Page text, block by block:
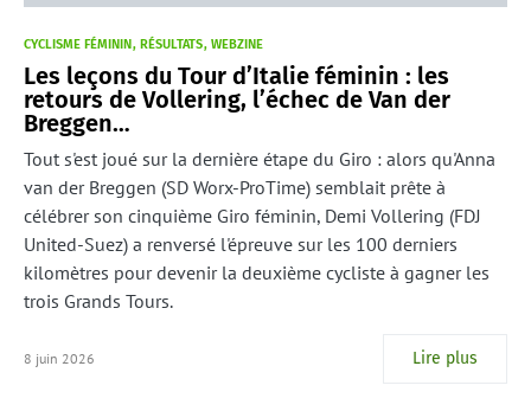
CYCLISME FÉMININ RÉSULTATS WEBZINE
Les leçons du Tour d’Italie féminin : les
retours de Vollering, l’échec de Van der
Breggen…
Tout s'est joué sur la dernière étape du Giro : alors qu'Anna
van der Breggen (SD Worx-ProTime) semblait prête à
célébrer son cinquième Giro féminin, Demi Vollering (FDJ
United-Suez) a renversé l'épreuve sur les 100 derniers
kilomètres pour devenir la deuxième cycliste à gagner les
trois Grands Tours.
8 juin 2026 Lire plus